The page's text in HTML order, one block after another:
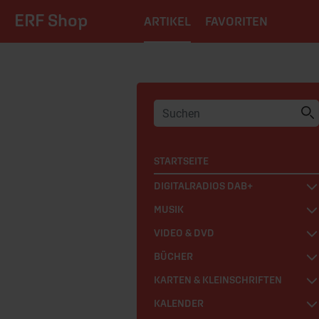
ERF Shop ARTIKEL FAVORITEN
STARTSEITE
DIGITALRADIOS DAB+
MUSIK
VIDEO & DVD
BÜCHER
KARTEN & KLEINSCHRIFTEN
KALENDER